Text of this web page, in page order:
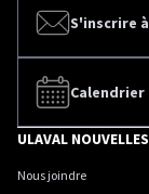
S'inscrire
Calendrier
ULAVAL NOUVELLES
Nous joindre